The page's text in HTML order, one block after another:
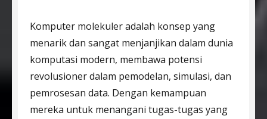
Komputer molekuler adalah konsep yang
menarik dan sangat menjanjikan dalam dunia
komputasi modern, membawa potensi
revolusioner dalam pemodelan, simulasi, dan
pemrosesan data. Dengan kemampuan
mereka untuk menangani tugas-tugas yang